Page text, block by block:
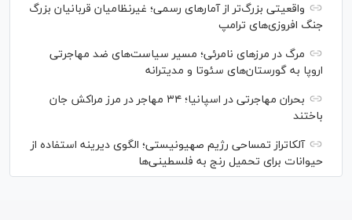
واقعیتی بزرگ‌تر از آمار‌های رسمی؛ غیرنظامیان قربانیان بزرگ
جنگ افروزی‌های ترامپ
مرگ در مرز‌های نامرئی؛ مسیر سیاست‌های ضد مهاجرتی
اروپا به گورستان‌های سئوتا و مدیترانه
بحران مهاجرتی در اسپانیا؛ ۳۴ مهاجر در مرز مراکش جان
باختند
آلکاتراز تمساحی رژیم صهیونیستی؛ الگوی دیرینه استفاده از
حیوانات برای تحمیل رنج به فلسطینی‌ها